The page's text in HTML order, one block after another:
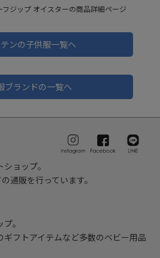
ジップ オイスターの商品詳細ページ
ンの子供服一覧へ
ブランドの一覧へ
ョップ。
通販を行っています。
。
フトアイテムなど多数のベビー用品